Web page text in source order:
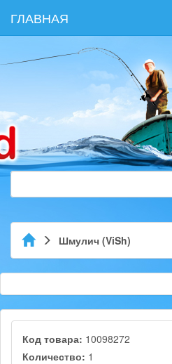
ГЛАВНАЯ
Шмулич (ViSh)
Код товара: 10098272
Количество: 1